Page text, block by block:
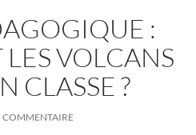
:
VOLCANS
CLASSE ?
COMMENTAIRE